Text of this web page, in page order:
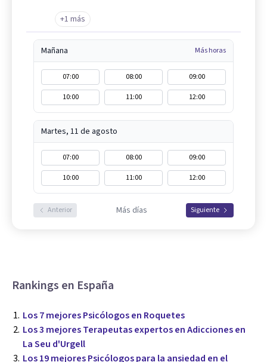
+1 más
Mañana Más horas
07:00 08:00
09:00
10:00
11:00 12:00
Martes, 11 de agosto
07:00 08:00
09:00
10:00
11:00 12:00
Anterior Más días Siguiente
Rankings en España
Los 7 mejores Psicólogos en Roquetes
Los 3 mejores Terapeutas expertos en Adicciones en
La Seu d'Urgell
Los 19 mejores Psicólogos para la ansiedad en el